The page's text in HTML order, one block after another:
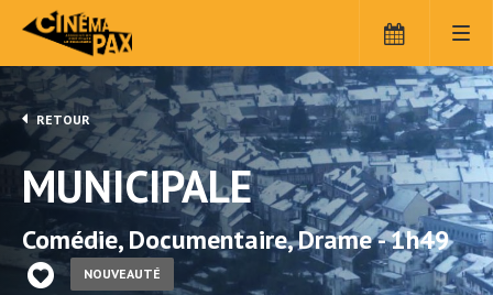
RETOUR
MUNICIPALE
Comédie, Documentaire, Drame - 1h49
NOUVEAUTÉ